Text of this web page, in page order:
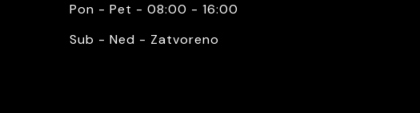
Pon - Pet - 08:00 - 16:00
Sub - Ned - Zatvoreno